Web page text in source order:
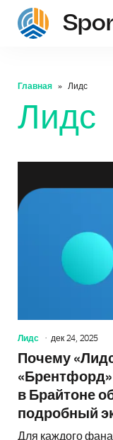
Главная Лидс
Лидс
Лидс дек 24, 2025
Почему
«Брентфорд»
в Брайтоне
подробный
Для каждого